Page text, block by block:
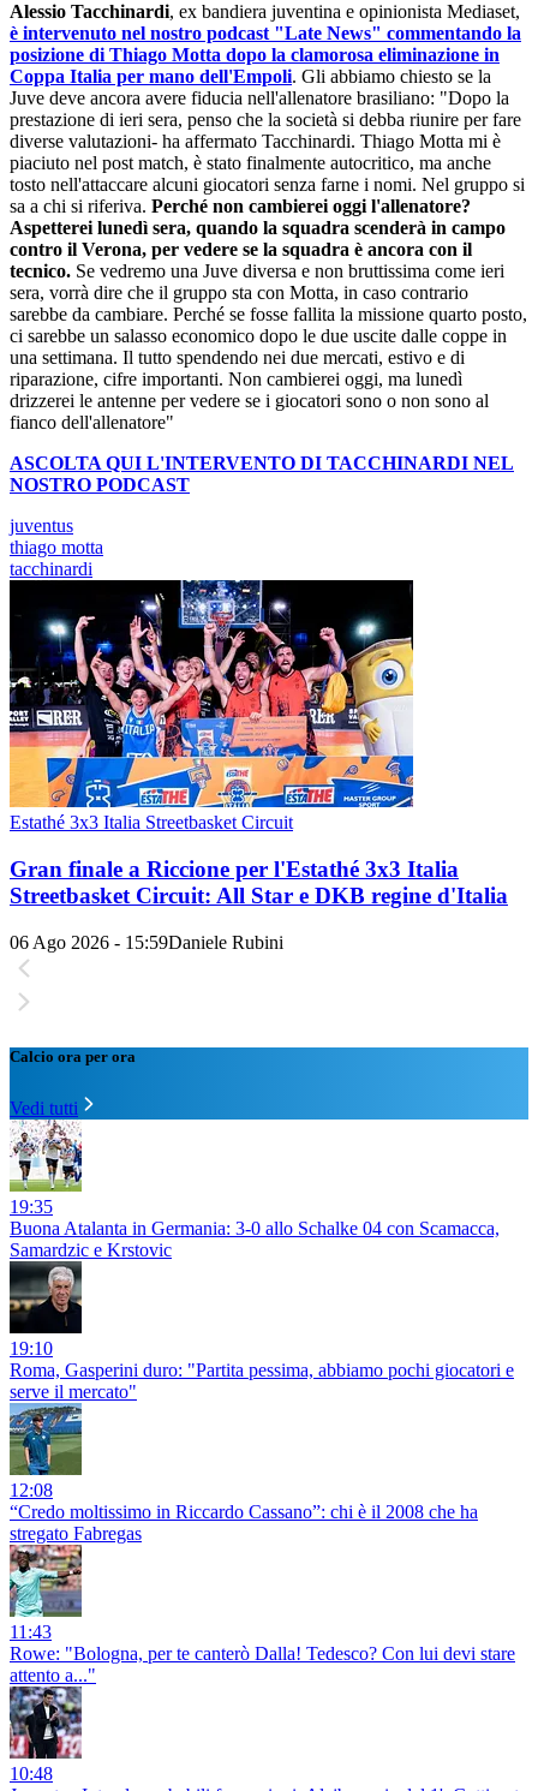
Alessio Tacchinardi, ex bandiera juventina e opinionista Mediaset,
è intervenuto nel nostro podcast "Late News" commentando la
posizione di Thiago Motta dopo la clamorosa eliminazione in
Coppa Italia per mano dell'Empoli. Gli abbiamo chiesto se la
Juve deve ancora avere fiducia nell'allenatore brasiliano: "Dopo la
prestazione di ieri sera, penso che la società si debba riunire per fare
diverse valutazioni- ha affermato Tacchinardi. Thiago Motta mi è
piaciuto nel post match, è stato finalmente autocritico, ma anche
tosto nell'attaccare alcuni giocatori senza farne i nomi. Nel gruppo si
sa a chi si riferiva. Perché non cambierei oggi l'allenatore?
Aspetterei lunedì sera, quando la squadra scenderà in campo
contro il Verona, per vedere se la squadra è ancora con il
tecnico. Se vedremo una Juve diversa e non bruttissima come ieri
sera, vorrà dire che il gruppo sta con Motta, in caso contrario
sarebbe da cambiare. Perché se fosse fallita la missione quarto posto,
ci sarebbe un salasso economico dopo le due uscite dalle coppe in
una settimana. Il tutto spendendo nei due mercati, estivo e di
riparazione, cifre importanti. Non cambierei oggi, ma lunedì
drizzerei le antenne per vedere se i giocatori sono o non sono al
fianco dell'allenatore"
ASCOLTA QUI L'INTERVENTO DI TACCHINARDI NEL
NOSTRO PODCAST
juventus
thiago motta
tacchinardi
Estathé 3x3 Italia Streetbasket Circuit
Gran finale a Riccione per l'Estathé 3x3 Italia
Streetbasket Circuit: All Star e DKB regine d'Italia
06 Ago 2026 - 15:59Daniele Rubini
Calcio ora per ora
Vedi tutti
19:35
Buona Atalanta in Germania: 3-0 allo Schalke 04 con Scamacca,
Samardzic e Krstovic
19:10
Roma, Gasperini duro: "Partita pessima, abbiamo pochi giocatori e
serve il mercato"
12:08
“Credo moltissimo in Riccardo Cassano”: chi è il 2008 che ha
stregato Fabregas
11:43
Rowe: "Bologna, per te canterò Dalla! Tedesco? Con lui devi stare
attento a..."
10:48